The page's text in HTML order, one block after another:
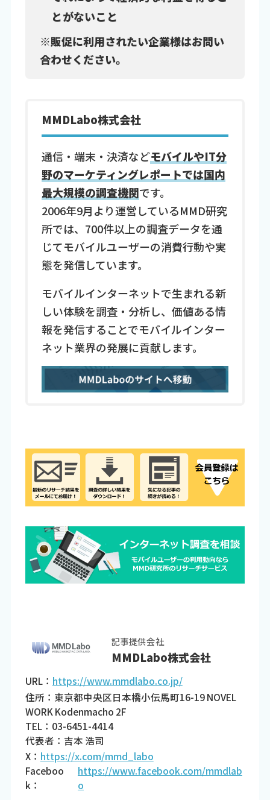
とがないこと
※販促に利用されたい企業様はお問い
合わせください。
MMDLabo株式会社
通信・端末・決済などモバイルやIT分
野のマーケティングレポートでは国内
最大規模の調査機関です。
2006年9月より運営しているMMD研究
所では、700件以上の調査データを通
じてモバイルユーザーの消費行動や実
態を発信しています。
モバイルインターネットで生まれる新
しい体験を調査・分析し、価値ある情
報を発信することでモバイルインター
ネット業界の発展に貢献します。
記事提供会社
MMDLabo株式会社
URL： https://www.mmdlabo.co.jp/
住所：東京都中央区日本橋小伝馬町16-19 NOVEL
WORK Kodenmacho 2F
TEL：03-6451-4414
代表者：吉本 浩司
X： https://x.com/mmd_labo
Faceboo
k：
https://www.facebook.com/mmdlab
o